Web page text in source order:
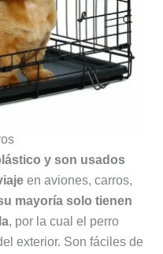
y son usados
en aviones, carros,
mayoría solo tienen
, por la cual el perro
exterior. Son fáciles de